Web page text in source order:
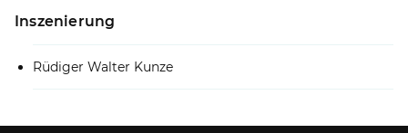
Inszenierung
Rüdiger Walter Kunze